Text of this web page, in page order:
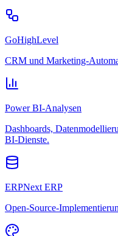
GoHighLevel
CRM und Marketing-
Power BI-Analysen
Dashboards,
BI-Dienste.
ERPNext ERP
Open-Source-